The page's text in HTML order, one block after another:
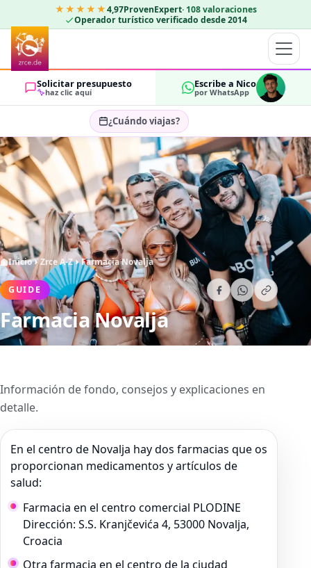
★★★★★4,97ProvenExpert· 108 valoraciones
Operador turístico verificado desde 2014
Solicitar presupuesto
haz clic aquí
Escribe a Nico
por WhatsApp
¿Cuándo viajas?
Seleccionar fechas…
HUÉSPEDES
2 OK
Inicio Zrce A-Z Farmacia Novalja
GUIDE
Farmacia Novalja
Información de fondo, consejos y explicaciones en
detalle.
En el centro de Novalja hay dos farmacias que os
proporcionan medicamentos y artículos de
salud:
Farmacia en el centro comercial PLODINE
Dirección: S.S. Kranjčevića 4, 53000 Novalja,
Croacia
Otra farmacia en el centro de la ciudad